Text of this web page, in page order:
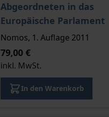
Abgeordneten in das
Europäische Parlament
Nomos, 1. Auflage 2011
79,00 €
inkl. MwSt.
In den Warenkorb